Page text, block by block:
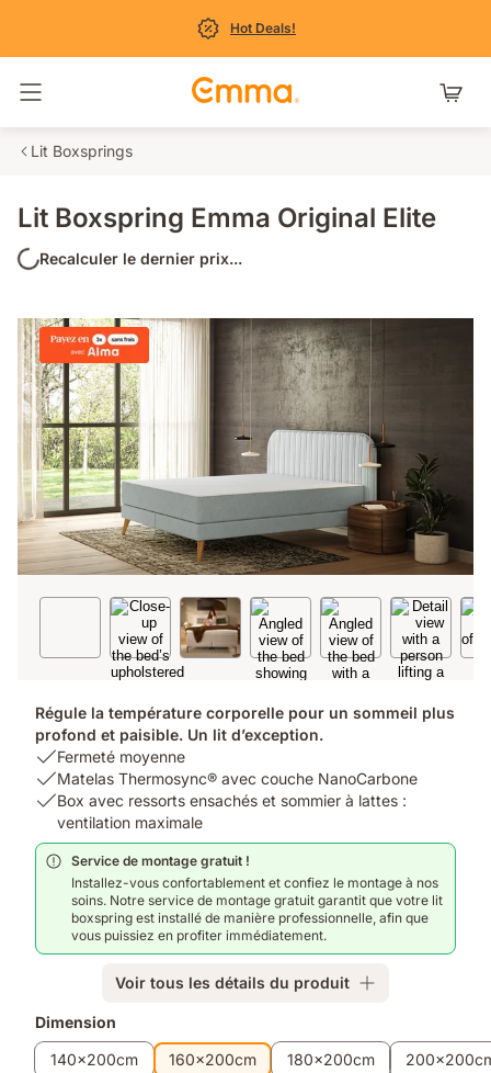
Hot Deals!
Basculer la navigation
Lit Boxsprings
Lit Boxspring Emma Original Elite
Recalculer le dernier prix...
Régule la température corporelle pour un sommeil plus
profond et paisible. Un lit d’exception.
USP
1:
Fermeté
moyenne
Fermeté moyenne
USP
2:
Matelas
Thermosync®
avec
couche
NanoCarbone
Matelas Thermosync® avec couche NanoCarbone
USP
Box
avec
ressorts
ensachés
sommier
:
ventilation
maximale
Box avec ressorts ensachés et sommier à lattes :
ventilation maximale
Service de montage gratuit !
Installez-vous confortablement et confiez le montage à nos
soins. Notre service de montage gratuit garantit que votre lit
boxspring est installé de manière professionnelle, afin que
vous puissiez en profiter immédiatement.
Voir tous les détails du produit
Produits
supplémentaires
Dimension
140x200cm
160x200cm 180x200cm